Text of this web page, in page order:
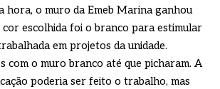
hora, o muro da Emeb Marina ganhou
cor escolhida foi o branco para estimular
em projetos da unidade.
com o muro branco até que picharam. A
poderia ser feito o trabalho, mas